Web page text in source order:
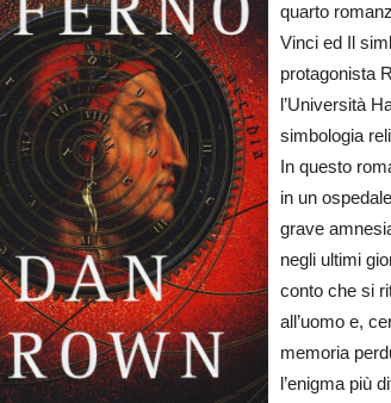
quarto
Vinci ed Il
protagonista
l’Università
simbologia
In questo
in un
grave
negli ultimi
conto che si
all’uomo e,
memoria
l’enigma più